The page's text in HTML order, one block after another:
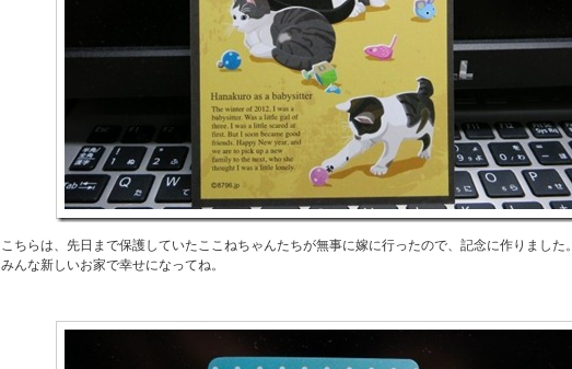
こちらは、先日まで保護していたここねちゃんたちが無事に嫁に行ったので、記念に作りました。
みんな新しいお家で幸せになってね。